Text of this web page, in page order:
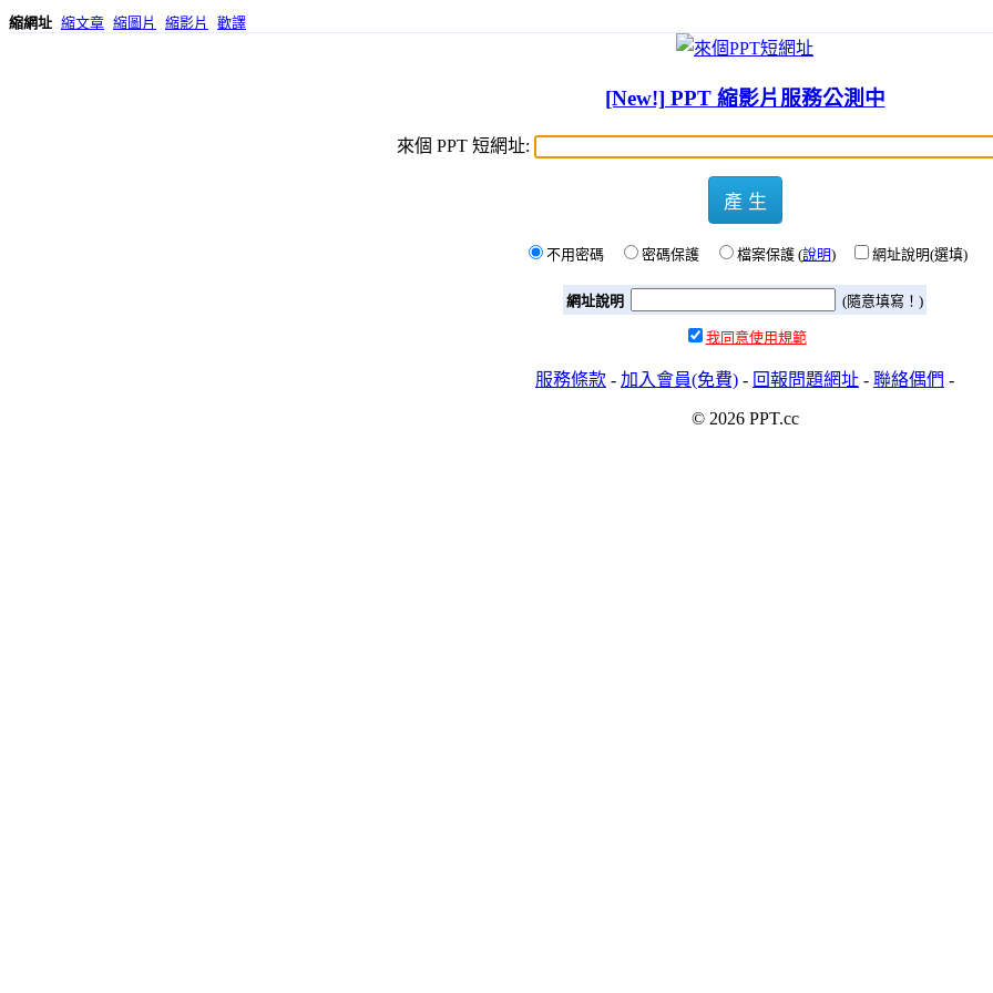
縮網址 縮文章 縮圖片 縮影片 歡譯
[New!] PPT 縮影片服務公測中
來個 PPT 短網址:
產 生
不用密碼 密碼保護 檔案保護 (說明) 網址說明(選填)
網址說明 (隨意填寫！)
我同意使用規範
服務條款 - 加入會員(免費) - 回報問題網址 - 聯絡偶們 -
© 2026 PPT.cc